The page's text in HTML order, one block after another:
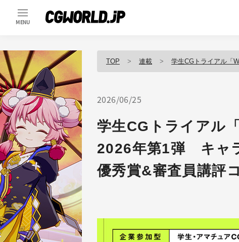
MENU
TOP 連載 学生CGトライアル「
2026/06/25
学生CGトライアル
2026年第1弾 キャ
優秀賞&審査員講評